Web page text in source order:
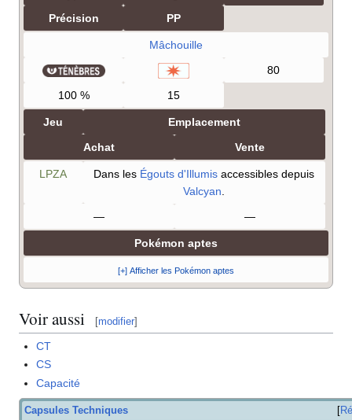
Précision
PP
Mâchouille
80
100 % 15
Jeu
Emplacement
Achat
Vente
LPZA Dans les Égouts d'Illumis accessibles depuis
Valcyan
—
—
Pokémon aptes
[+] Afficher les Pokémon aptes
Voir aussi [modifier]
CT
CS
Capacité
Capsules Techniques